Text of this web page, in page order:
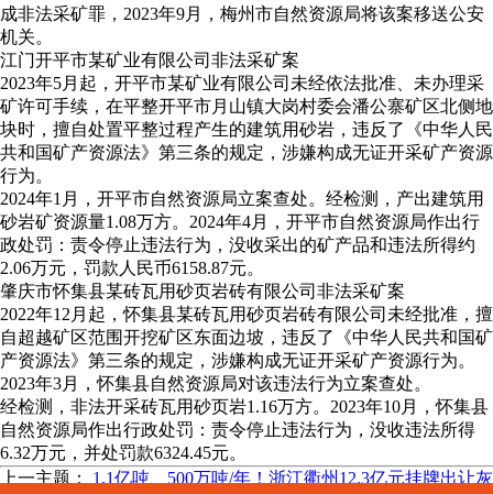
成非法采矿罪，2023年9月，梅州市自然资源局将该案移送公安
机关。
江门开平市某矿业有限公司非法采矿案
2023年5月起，开平市某矿业有限公司未经依法批准、未办理采
矿许可手续，在平整开平市月山镇大岗村委会潘公寨矿区北侧地
块时，擅自处置平整过程产生的建筑用砂岩，违反了《中华人民
共和国矿产资源法》第三条的规定，涉嫌构成无证开采矿产资源
行为。
2024年1月，开平市自然资源局立案查处。经检测，产出建筑用
砂岩矿资源量1.08万方。2024年4月，开平市自然资源局作出行
政处罚：责令停止违法行为，没收采出的矿产品和违法所得约
2.06万元，罚款人民币6158.87元。
肇庆市怀集县某砖瓦用砂页岩砖有限公司非法采矿案
2022年12月起，怀集县某砖瓦用砂页岩砖有限公司未经批准，擅
自超越矿区范围开挖矿区东面边坡，违反了《中华人民共和国矿
产资源法》第三条的规定，涉嫌构成无证开采矿产资源行为。
2023年3月，怀集县自然资源局对该违法行为立案查处。
经检测，非法开采砖瓦用砂页岩1.16万方。2023年10月，怀集县
自然资源局作出行政处罚：责令停止违法行为，没收违法所得
6.32万元，并处罚款6324.45元。
上一主题： 1.1亿吨、500万吨/年！浙江衢州12.3亿元挂牌出让灰